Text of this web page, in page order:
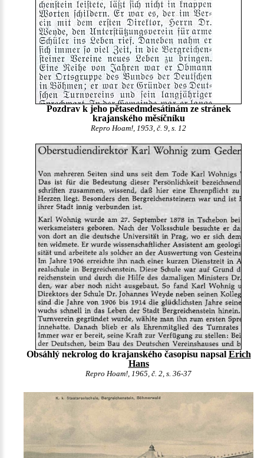
Pozdrav k jeho pětasedmdesátinám ze stránek
krajanského měsíčníku
Repro Hoam!, 1953, č. 9, s. 12
Obsáhlý nekrolog do krajanského časopisu napsal Erich
Hans
Repro Hoam!, 1965, č. 2, s. 36-37